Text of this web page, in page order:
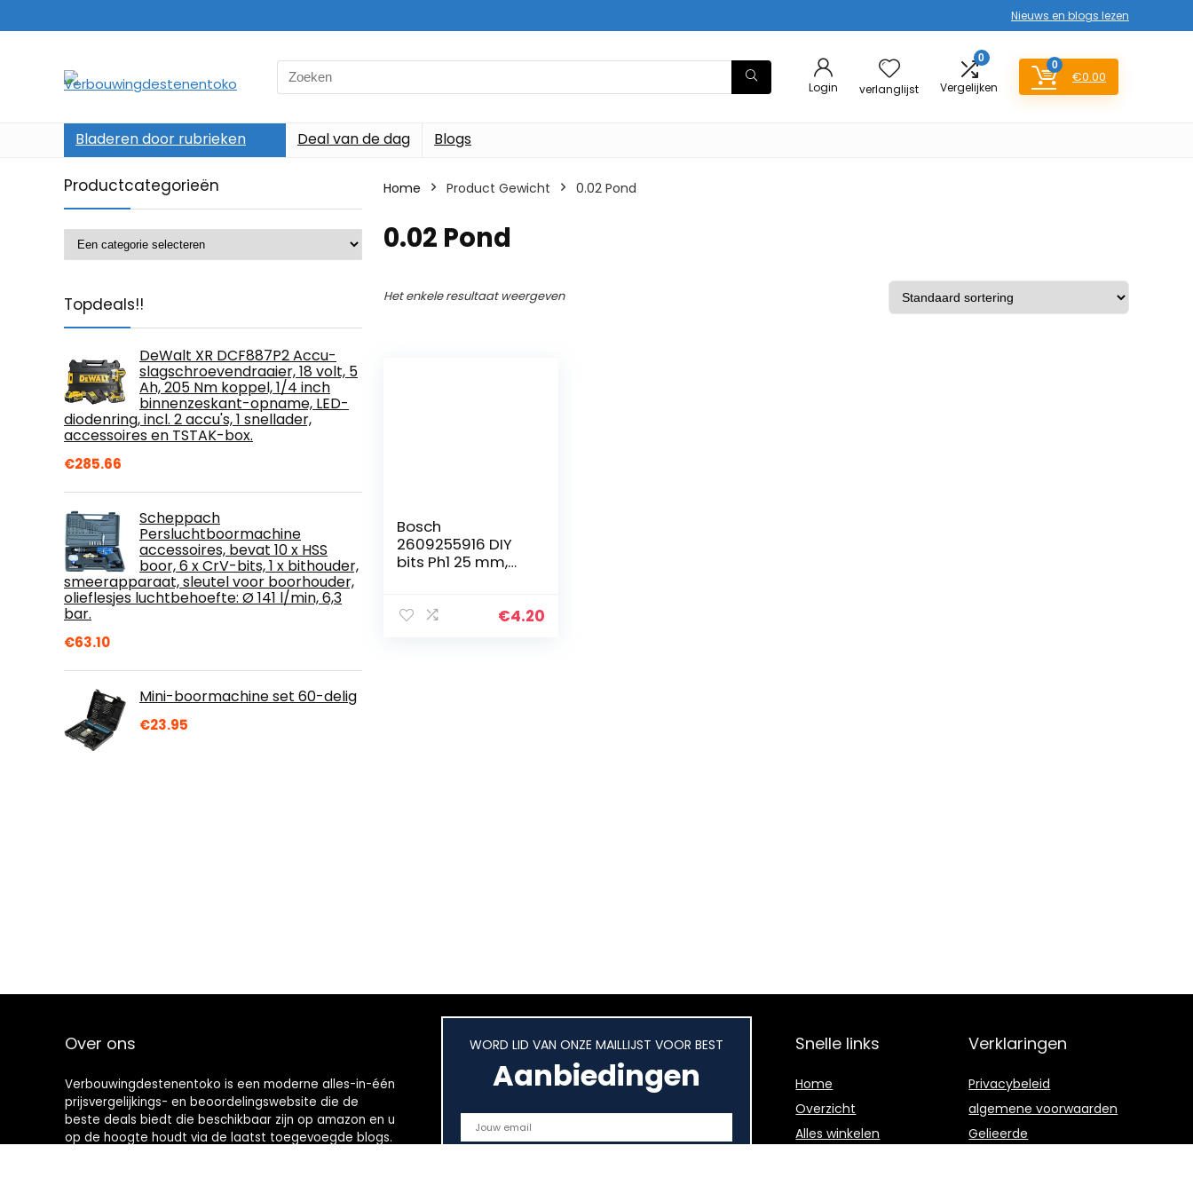
Nieuws en blogs lezen
Search
for:
Login verlanglijst
0
Vergelijken
0
€0.00
Bladeren door rubrieken Deal van de dag Blogs
Productcategorieën
Topdeals!!
DeWalt XR DCF887P2 Accu-
slagschroevendraaier, 18 volt, 5
Ah, 205 Nm koppel, 1/4 inch
binnenzeskant-opname, LED-
diodenring, incl. 2 accu's, 1 snellader,
accessoires en TSTAK-box.
€285.66
Scheppach
Persluchtboormachine
accessoires, bevat 10 x HSS
boor, 6 x CrV-bits, 1 x bithouder,
smeerapparaat, sleutel voor boorhouder,
olieflesjes luchtbehoefte: Ø 141 l/min, 6,3
bar.
€63.10
Mini-boormachine set 60-delig
€23.95
Home Product Gewicht ‎0.02 Pond
‎0.02 Pond
Het enkele resultaat weergeven
Bosch
2609255916 DIY
bits Ph1 25 mm,
DIN 3126-C6.3,€4.20
Over ons
Verbouwingdestenentoko is een moderne alles-in-één
prijsvergelijkings- en beoordelingswebsite die de
beste deals biedt die beschikbaar zijn op amazon en u
op de hoogte houdt via de laatst toegevoegde blogs.
WORD LID VAN ONZE MAILLIJST VOOR BEST
Aanbiedingen
Snelle links
Home
Overzicht
Alles winkelen
Verklaringen
Privacybeleid
algemene voorwaarden
Gelieerde
openbaarmaking